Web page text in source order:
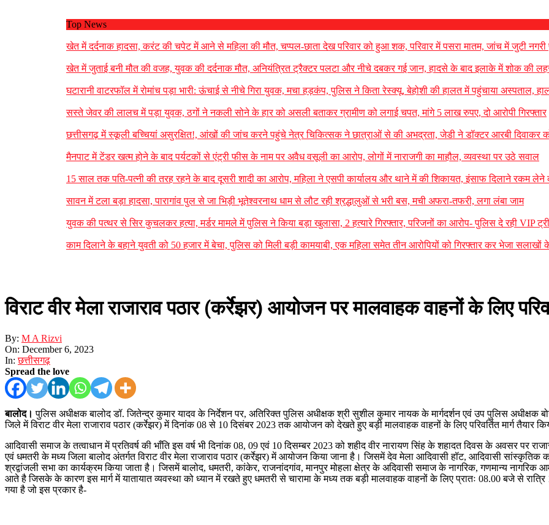
Top News
खेत में दर्दनाक हादसा, करंट की चपेट में आने से महिला की मौत, चप्पल-छाता देख परिवार को हुआ शक, परिवार में पसरा मातम, जांच में जुटी
खेत में जुताई बनी मौत की वजह, युवक की दर्दनाक मौत, अनियंत्रित ट्रैक्टर पलटा और नीचे दबकर गई जान, हादसे के बाद इलाके में शोक की
घटारानी वाटरफॉल में रोमांच पड़ा भारी: ऊंचाई से नीचे गिरा युवक, मचा हड़कंप, पुलिस ने किता रेस्क्यू, बेहोशी की हालत में पहुंचाया अस्पताल,
सस्ते जेवर की लालच में पड़ा युवक, ठगों ने नकली सोने के हार को असली बताकर ग्रामीण को लगाई चपत, मांगे 5 लाख रुपए, दो आरोपी गिरफ्तार
छत्तीसगढ़ में स्कूली बच्चियां असुरक्षित!, आंखों की जांच करने पहुंचे नेत्र चिकित्सक ने छात्राओं से की अभद्रता, जेडी ने डॉक्टर आरबी दिवाकर
मैनपाट में टेंडर खत्म होने के बाद पर्यटकों से एंट्री फीस के नाम पर अवैध वसूली का आरोप, लोगों में नाराजगी का माहौल, व्यवस्था पर उठे सवाल
15 साल तक पति-पत्नी की तरह रहने के बाद दूसरी शादी का आरोप, महिला ने एसपी कार्यालय और थाने में की शिकायत, इंसाफ दिलाने रकम लेने
सावन में टला बड़ा हादसा, पारागांव पुल से जा भिड़ी भूतेश्वरनाथ धाम से लौट रही श्रद्धालुओं से भरी बस, मची अफरा-तफरी, लगा लंबा जाम
युवक की पत्थर से सिर कुचलकर हत्या, मर्डर मामले में पुलिस ने किया बड़ा खुलासा, 2 हत्यारे गिरफ्तार, परिजनों का आरोप- पुलिस दे रही VIP
काम दिलाने के बहाने युवती को 50 हजार में बेचा, पुलिस को मिली बड़ी कामयाबी, एक महिला समेत तीन आरोपियों को गिरफ्तार कर भेजा सलाखों
विराट वीर मेला राजाराव पठार (कर्रेझर) आयोजन पर मालवाहक वाहनों के लिए
By: M A Rizvi
On: December 6, 2023
In: छत्तीसगढ़
Spread the love
बालोद। पुलिस अधीक्षक बालोद डॉ. जितेन्द्र कुमार यादव के निर्देशन पर, अतिरिक्त पुलिस अधीक्षक श्री सुशील कुमार नायक के मार्गदर्शन एवं उप पुलिस अधीक्षक
जिले में विराट वीर मेला राजाराव पठार (कर्रेझर) में दिनांक 08 से 10 दिसंबर 2023 तक आयोजन को देखते हुए बड़ी मालवाहक वाहनों के लिए परिवर्तित मार्ग तैयार
आदिवासी समाज के तत्वाधान में प्रतिवर्ष की भाँति इस वर्ष भी दिनांक 08, 09 एवं 10 दिसम्बर 2023 को शहीद वीर नारायण सिंह के शहादत दिवस के अवसर पर
एवं धमतरी के मध्य जिला बालोद अंतर्गत विराट वीर मेला राजाराव पठार (कर्रेझर) में आयोजन किया जाना है। जिसमें देव मेला आदिवासी हॉट, आदिवासी सांस्कृतिक
श्रद्वांजली सभा का कार्यक्रम किया जाता है। जिसमें बालोद, धमतरी, कांकेर, राजनांदगांव, मानपुर मोहला क्षेत्र के अदिवासी समाज के नागरिक, गणमान्य नागरिक
आते है जिसके के कारण इस मार्ग में यातायात व्यवस्था को ध्यान में रखते हुए धमतरी से चारामा के मध्य तक बड़ी मालवाहक वाहनों के लिए प्रातः 08.00 बजे से
गया है जो इस प्रकार है-